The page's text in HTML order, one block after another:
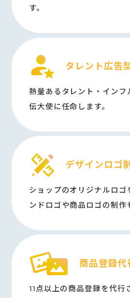
す。
タレント広告
熱量あるタレント・インフ
伝大使に任命します。
デザインロゴ
ショップのオリジナルロゴ
ンドロゴや商品ロゴの制作
商品登録代
11点以上の商品登録を代行